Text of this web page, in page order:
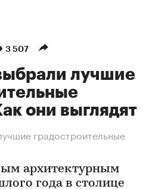
3 507
лучшие
они выглядят
градостроительные
архитектурным
года в столице